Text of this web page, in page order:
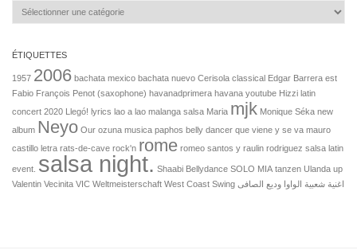
Catégories
ÉTIQUETTES
1957 2006 bachata mexico bachata nuevo Cerisola classical Edgar Barrera est
Fabio François Penot (saxophone) havanadprimera havana youtube Hizzi latin
concert 2020 Llegó! lyrics lao a lao malanga salsa Maria mjk Monique Séka new
album Neyo Our ozuna musica paphos belly dancer que viene y se va mauro
castillo letra rats-de-cave rock'n rome romeo santos y raulin rodriguez salsa latin
event. salsa night. Shaabi Bellydance SOLO MIA tanzen Ulanda up
Valentin Vecinita VIC Weltmeisterschaft West Coast Swing اغنية شعبية الواوا وديع الصافى